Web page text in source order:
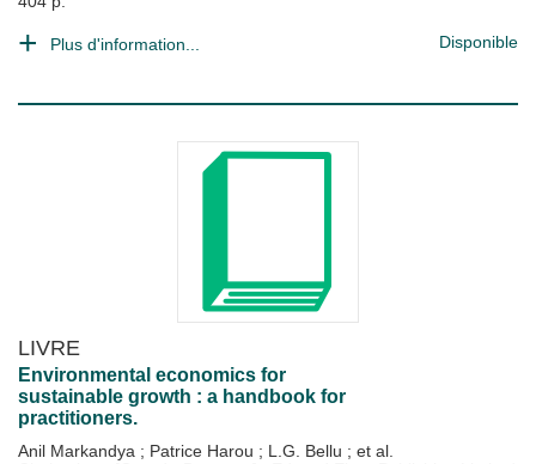
Plus d'information... Disponible
LIVRE
Environmental economics for
sustainable growth : a handbook for
practitioners.
Anil Markandya ; Patrice Harou ; L.G. Bellu ; et al.